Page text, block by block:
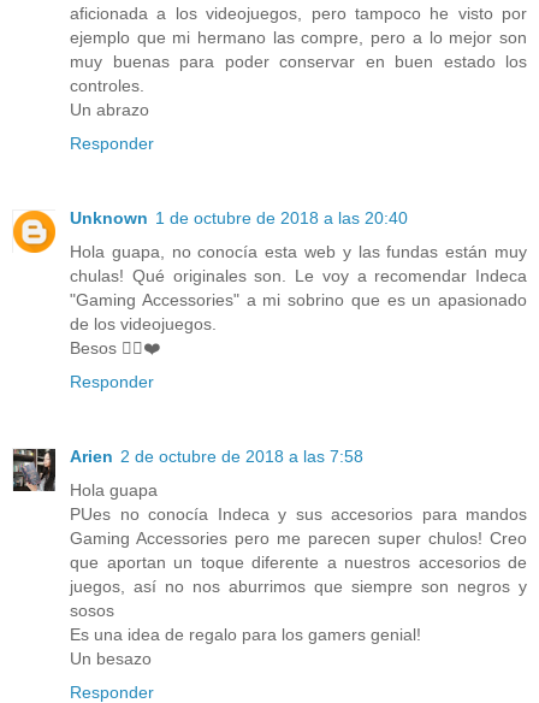
aficionada a los videojuegos, pero tampoco he visto por
ejemplo que mi hermano las compre, pero a lo mejor son
muy buenas para poder conservar en buen estado los
controles.
Un abrazo
Responder
Unknown 1 de octubre de 2018 a las 20:40
Hola guapa, no conocía esta web y las fundas están muy
chulas! Qué originales son. Le voy a recomendar Indeca
"Gaming Accessories" a mi sobrino que es un apasionado
de los videojuegos.
Besos ✌🏼❤️
Responder
Arien 2 de octubre de 2018 a las 7:58
Hola guapa
PUes no conocía Indeca y sus accesorios para mandos
Gaming Accessories pero me parecen super chulos! Creo
que aportan un toque diferente a nuestros accesorios de
juegos, así no nos aburrimos que siempre son negros y
sosos
Es una idea de regalo para los gamers genial!
Un besazo
Responder